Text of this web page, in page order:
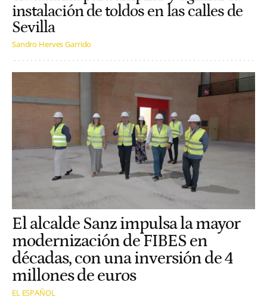
instalación de toldos en las calles de
Sevilla
Sandro Herves Garrido
El alcalde Sanz impulsa la mayor
modernización de FIBES en
décadas, con una inversión de 4
millones de euros
EL ESPAÑOL